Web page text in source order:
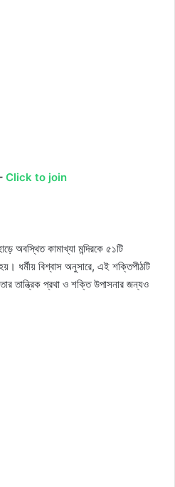
Click to join
অবস্থিত কামাখ্যা মন্দিরকে ৫১টি
ধর্মীয় বিশ্বাস অনুসারে, এই শক্তিপীঠটি
তার তান্ত্রিক প্রথা ও শক্তি উপাসনার জন্যও